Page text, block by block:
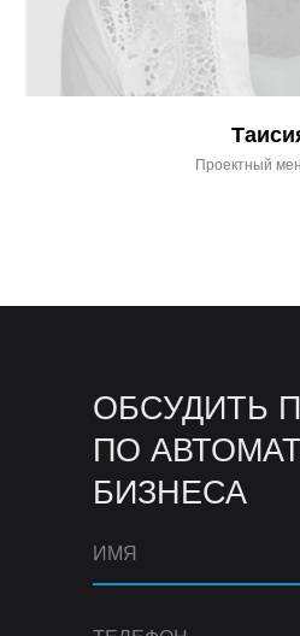
Проектный
ОБСУДИТЬ
ПО
БИЗНЕСА